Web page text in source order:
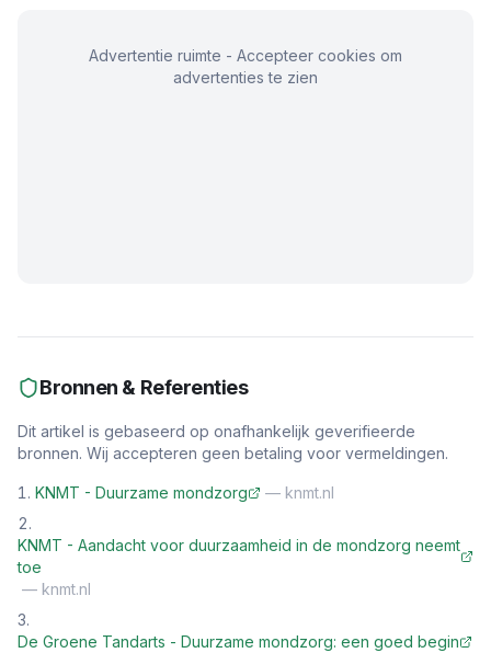
Advertentie ruimte - Accepteer cookies om
advertenties te zien
Bronnen & Referenties
Dit artikel is gebaseerd op onafhankelijk geverifieerde
bronnen. Wij accepteren geen betaling voor vermeldingen.
KNMT - Duurzame mondzorg — knmt.nl
KNMT - Aandacht voor duurzaamheid in de mondzorg neemt
toe
— knmt.nl
De Groene Tandarts - Duurzame mondzorg: een goed begin